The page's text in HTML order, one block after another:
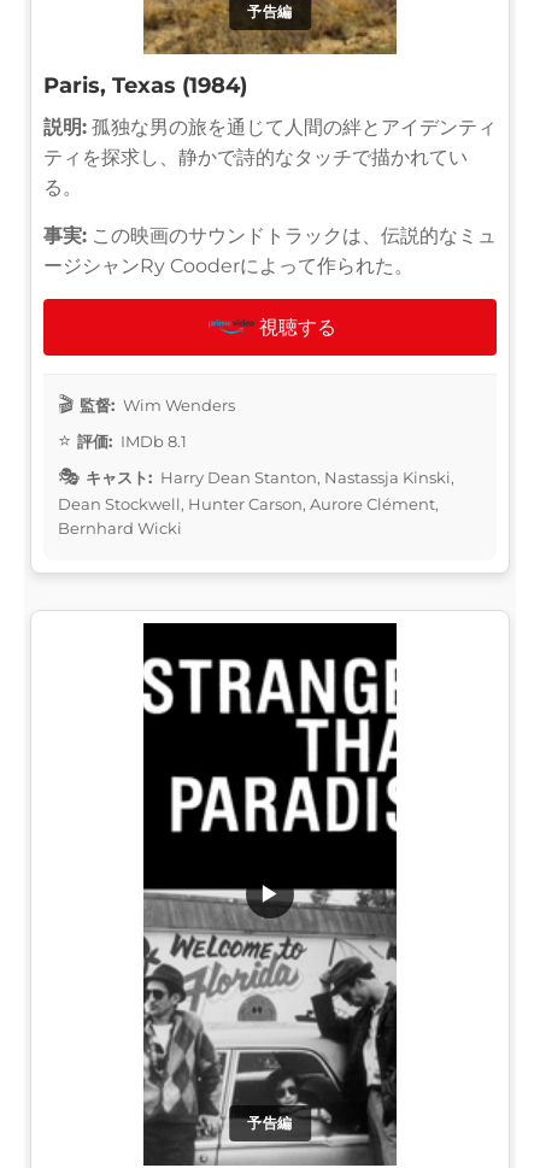
予告編
Paris, Texas (1984)
説明: 孤独な男の旅を通じて人間の絆とアイデンティ
ティを探求し、静かで詩的なタッチで描かれてい
る。
事実: この映画のサウンドトラックは、伝説的なミュ
ージシャンRy Cooderによって作られた。
視聴する
監督: Wim Wenders
評価: IMDb 8.1
キャスト: Harry Dean Stanton, Nastassja Kinski,
Dean Stockwell, Hunter Carson, Aurore Clément,
Bernhard Wicki
予告編
▶